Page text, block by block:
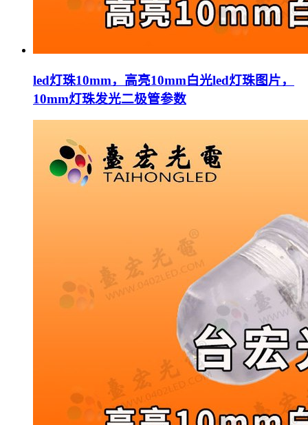
led灯珠10mm，高亮10mm白光led灯珠图片，
10mm灯珠发光二极管参数